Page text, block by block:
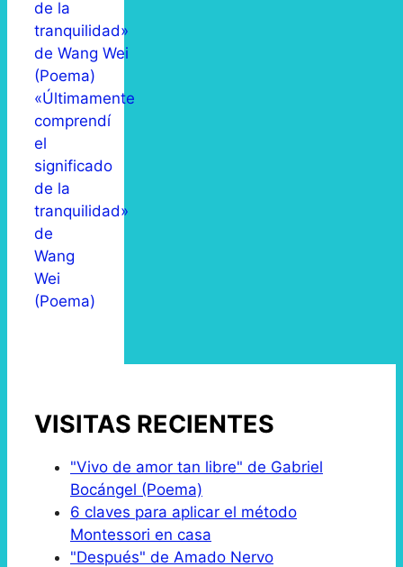
«Últimamente
comprendí
el
significado
de la
tranquilidad»
de
Wang
Wei
(Poema)
VISITAS RECIENTES
"Vivo de amor tan libre" de Gabriel
Bocángel (Poema)
6 claves para aplicar el método
Montessori en casa
"Después" de Amado Nervo